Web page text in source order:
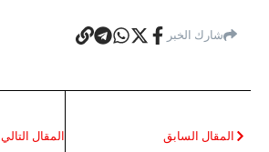
شارك الخبر
المقال السابق المقال التالي